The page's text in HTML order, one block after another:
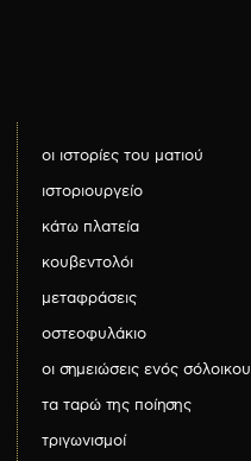
οι ιστορίες του ματιού
ιστοριουργείο
κάτω πλατεία
κουβεντολόι
μεταφράσεις
οστεοφυλάκιο
οι σημειώσεις ενός σόλοικου
τα ταρώ της ποίησης
τριγωνισμοί